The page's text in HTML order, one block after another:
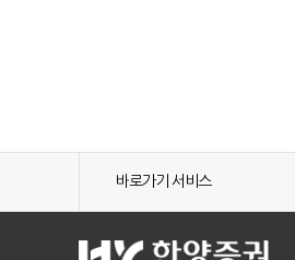
바로가기 서비스